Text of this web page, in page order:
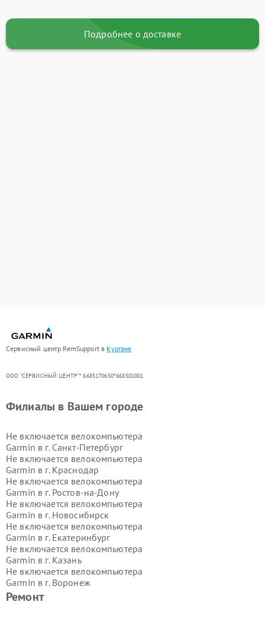
Подробнее о доставке
Сервисный центр RemSupport в Кургане
ООО "СЕРВИСНЫЙ ЦЕНТР"* 6685170650*668501001
Ремонт
Филиалы в Вашем городе
Не включается велокомпьютера
Garmin в г. Санкт-Петербург
Не включается велокомпьютера
Garmin в г. Краснодар
Не включается велокомпьютера
Garmin в г. Ростов-на-Дону
Не включается велокомпьютера
Garmin в г. Новосибирск
Не включается велокомпьютера
Garmin в г. Екатеринбург
Не включается велокомпьютера
Garmin в г. Казань
Не включается велокомпьютера
Garmin в г. Воронеж
Не включается велокомпьютера
Garmin в г.